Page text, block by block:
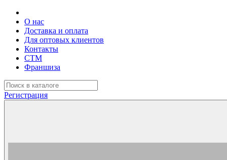
О нас
Доставка и оплата
Для оптовых клиентов
Контакты
СТМ
Франшиза
Регистрация